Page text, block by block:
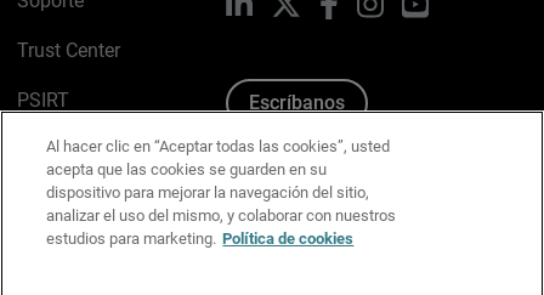
Trust Center
PSIRT
Política de cookies
Política de privacidad
Kit de medios y marca
Escríbanos
Al hacer clic en “Aceptar todas las cookies”, usted
acepta que las cookies se guarden en su
dispositivo para mejorar la navegación del sitio,
analizar el uso del mismo, y colaborar con nuestros
estudios para marketing. Política de cookies